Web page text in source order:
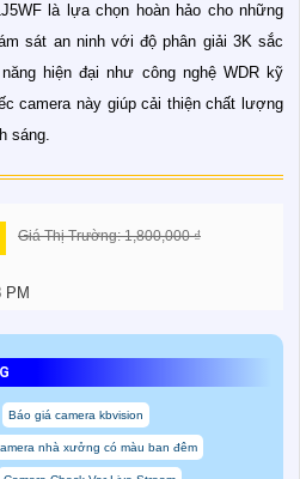
là lựa chọn hoàn hảo cho những
sát an ninh với độ phân giải 3K sắc
hiện đại như công nghệ WDR kỹ
camera này giúp cải thiện chất lượng
sáng.
Giá Thị Trường: 1,800,000 ₫
PM
Báo giá camera kbvision
nhà xưởng có màu ban đêm